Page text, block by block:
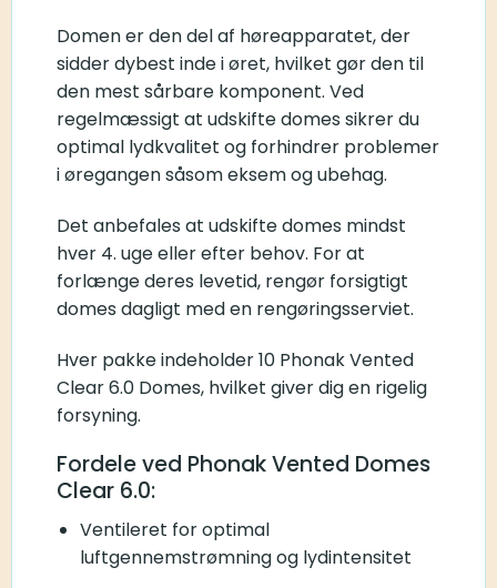
Domen er den del af høreapparatet, der
sidder dybest inde i øret, hvilket gør den til
den mest sårbare komponent. Ved
regelmæssigt at udskifte domes sikrer du
optimal lydkvalitet og forhindrer problemer
i øregangen såsom eksem og ubehag.
Det anbefales at udskifte domes mindst
hver 4. uge eller efter behov. For at
forlænge deres levetid, rengør forsigtigt
domes dagligt med en rengøringsserviet.
Hver pakke indeholder 10 Phonak Vented
Clear 6.0 Domes, hvilket giver dig en rigelig
forsyning.
Fordele ved Phonak Vented Domes
Clear 6.0:
Ventileret for optimal
luftgennemstrømning og lydintensitet